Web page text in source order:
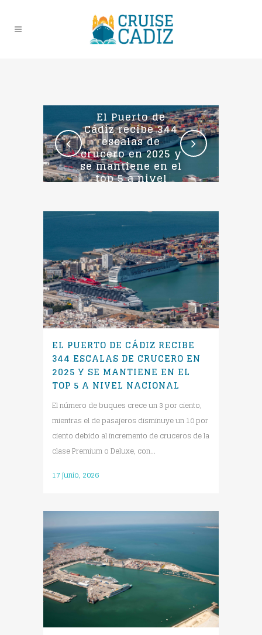
El Puerto de
Cádiz recibe 344
escalas de
crucero en 2025 y
se mantiene en el
top 5 a nivel
EL PUERTO DE CÁDIZ RECIBE
344 ESCALAS DE CRUCERO EN
2025 Y SE MANTIENE EN EL
TOP 5 A NIVEL NACIONAL
El número de buques crece un 3 por ciento,
mientras el de pasajeros disminuye un 10 por
ciento debido al incremento de cruceros de la
clase Premium o Deluxe, con...
17 junio, 2026